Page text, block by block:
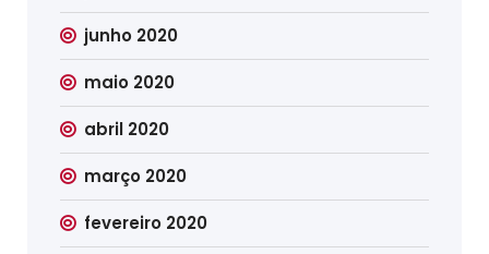
junho 2020
maio 2020
abril 2020
março 2020
fevereiro 2020